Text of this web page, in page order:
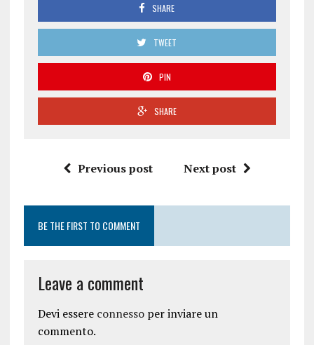
SHARE
TWEET
PIN
SHARE
Previous post Next post
BE THE FIRST TO COMMENT
Leave a comment
Devi essere connessoper inviare un
commento.